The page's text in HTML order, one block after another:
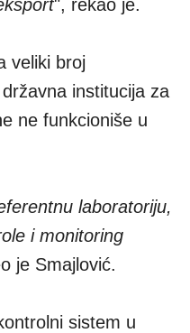
", rekao je.
veliki broj
institucija za
ne funkcioniše u
laboratoriju,
i monitoring
je Smajlović.
sistem u